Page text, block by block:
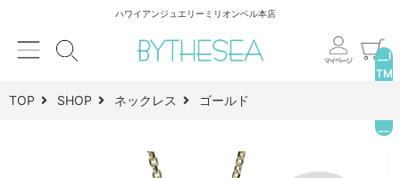
ハワイアンジュエリーミリオンベル本店
__I
TM
TOP SHOP ネックレス ゴールド